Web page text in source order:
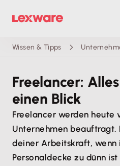
Wissen & Tipps
Freelancer:
einen Blick
Freelancer werden heute
Unternehmen
deiner Arbeitskraft, wenn
Personaldecke zu dünn